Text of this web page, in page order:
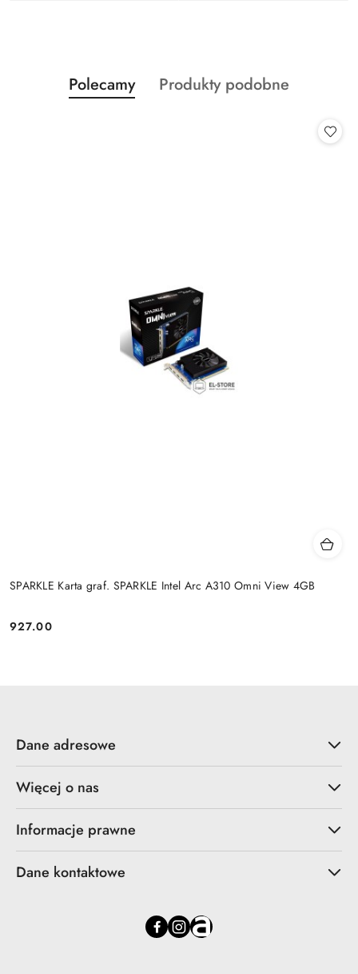
Pomiń karuzelę produktów
Produkty
o
Polecamy
Produkty
Produkty podobne
SPARKLE Karta graf. SPARKLE Intel Arc A310 Omni View 4GB
Cena:
927.00
Dane adresowe
Więcej o nas
Informacje prawne
Dane kontaktowe